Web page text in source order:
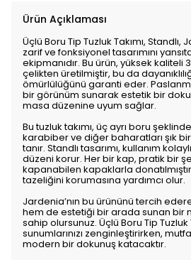
Ürün Açıklaması
Üçlü Boru Tip Tuzluk Takımı, Standlı,
zarif ve fonksiyonel tasarımını
ekipmanıdır. Bu ürün, yüksek kaliteli
çelikten üretilmiştir, bu da
ömürlülüğünü garanti eder.
bir görünüm sunarak estetik bir
masa düzenine uyum sağlar.
Bu tuzluk takımı, üç ayrı boru
karabiber ve diğer baharatları şık
tanır. Standlı tasarımı, kullanım
düzeni korur. Her bir kap, pratik bir
kapanabilen kapaklarla
tazeliğini korumasına yardımcı olur.
Jardenia’nın bu ürününü tercih
hem de estetiği bir arada sunan bir
sahip olursunuz. Üçlü Boru Tip Tuzluk
sunumlarınızı zenginleştirirken,
modern bir dokunuş katacaktır.